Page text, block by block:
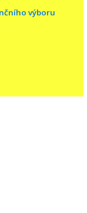
výboru